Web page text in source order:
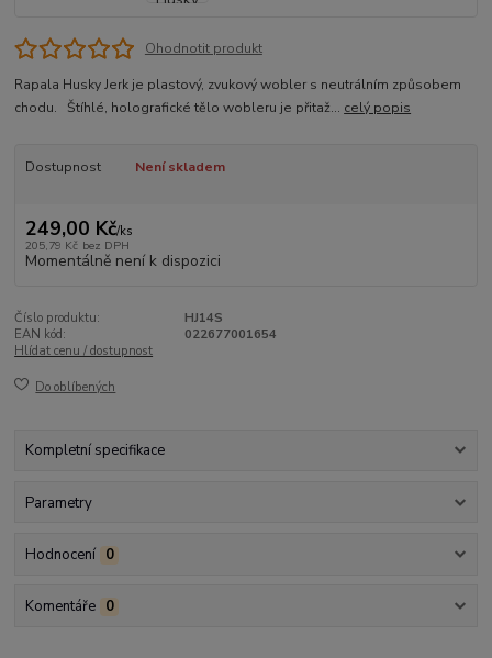
Ohodnotit produkt
Rapala Husky Jerk je plastový, zvukový wobler s neutrálním způsobem
chodu. Štíhlé, holografické tělo wobleru je přitaž... celý popis
Dostupnost Není skladem
249,00 Kč/ks
205,79 Kč bez DPH
Momentálně není k dispozici
Číslo produktu:
HJ14S
EAN kód:
022677001654
Hlídat cenu / dostupnost
Do oblíbených
Kompletní specifikace
Parametry
Hodnocení 0
Komentáře 0